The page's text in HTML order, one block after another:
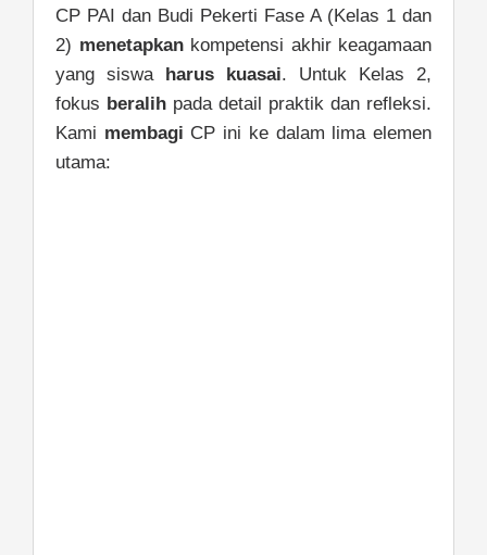
CP PAI dan Budi Pekerti Fase A (Kelas 1 dan
2) menetapkankompetensi akhir keagamaan
yang siswa harus kuasai. Untuk Kelas 2,
fokus beralih pada detail praktik dan refleksi.
Kami membagi CP ini ke dalam lima elemen
utama: